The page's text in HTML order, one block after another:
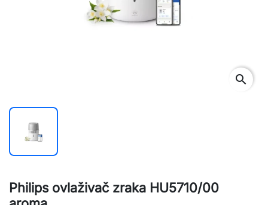
search
Philips ovlaživač zraka HU5710/00